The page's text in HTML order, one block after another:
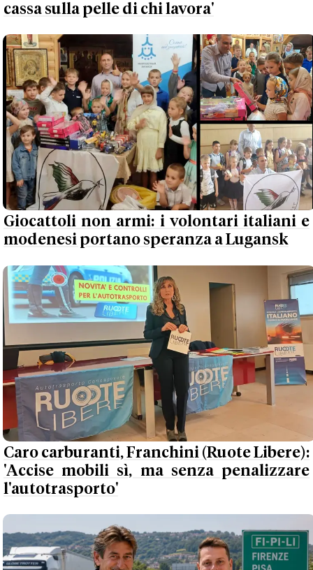
cassa sulla pelle di chi lavora'
Giocattoli non armi: i volontari italiani e
modenesi portano speranza a Lugansk
Caro carburanti, Franchini (Ruote Libere):
'Accise mobili sì, ma senza penalizzare
l'autotrasporto'